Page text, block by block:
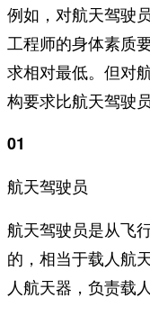
例如，对航天驾驶
工程师的身体素质
求相对最低。但对
构要求比航天驾驶员
01
航天驾驶员
航天驾驶员是从飞
的，相当于载人航
人航天器，负责载